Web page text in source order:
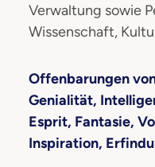
Verwaltung sowie
Wissenschaft,
Offenbarungen
Genialität,
Esprit, Fantasie,
Inspiration,